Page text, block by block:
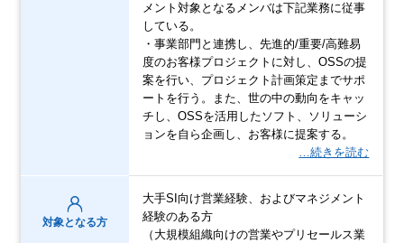
メント対象となるメンバは下記業務に従事
している。
・事業部門と連携し、先進的/重要/高難易
度のお客様プロジェクトに対し、OSSの提
案を行い、プロジェクト計画策定までサポ
ートを行う。また、世の中の動向をキャッ
チし、OSSを活用したソフト、ソリューシ
ョンを自ら企画し、お客様に提案する。
…続きを読む
対象となる方
大手SI向け営業経験、およびマネジメント
経験のある方
（大規模組織向けの営業やプリセールス業